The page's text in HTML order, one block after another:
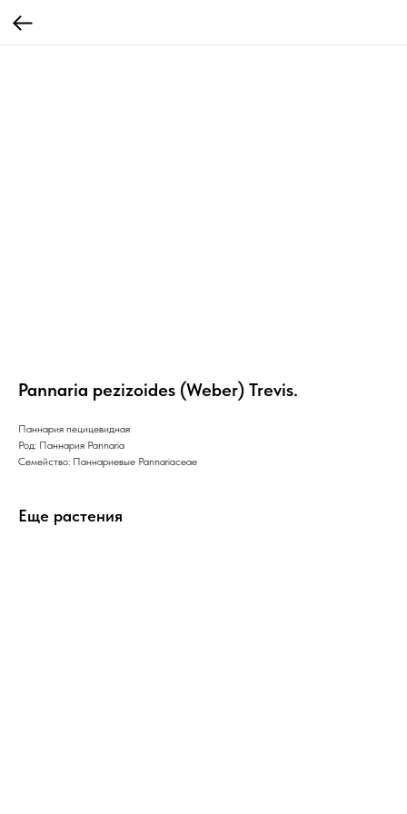
Pannaria pezizoides (Weber) Trevis.
Паннария пецицевидная
Род: Паннария Pannaria
Семейство: Паннариевые Pannariaceae
Еще растения